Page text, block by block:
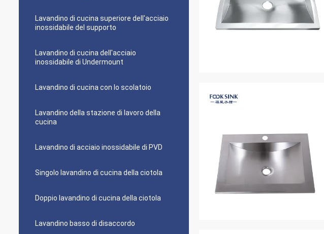
Lavandino di cucina superiore dell'acciaio
inossidabile del supporto
Lavandino di cucina dell'acciaio
inossidabile di Undermount
Lavandino di cucina con lo scolatoio
Lavandino della stazione di lavoro della
cucina
Lavandino di acciaio inossidabile di PVD
Singolo lavandino di cucina della ciotola
Doppio lavandino di cucina della ciotola
Lavandino basso di disaccordo